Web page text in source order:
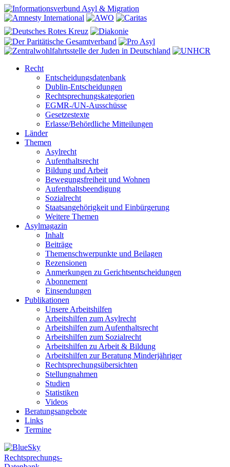
Recht
Entscheidungsdatenbank
Dublin-Entscheidungen
Rechtsprechungskategorien
EGMR-/UN-Ausschüsse
Gesetzestexte
Erlasse/Behördliche Mitteilungen
Länder
Themen
Asylrecht
Aufenthaltsrecht
Bildung und Arbeit
Bewegungsfreiheit und Wohnen
Aufenthaltsbeendigung
Sozialrecht
Staatsangehörigkeit und Einbürgerung
Weitere Themen
Asylmagazin
Inhalt
Beiträge
Themenschwerpunkte und Beilagen
Rezensionen
Anmerkungen zu Gerichtsentscheidungen
Abonnement
Einsendungen
Publikationen
Unsere Arbeitshilfen
Arbeitshilfen zum Asylrecht
Arbeitshilfen zum Aufenthaltsrecht
Arbeitshilfen zum Sozialrecht
Arbeitshilfen zu Arbeit & Bildung
Arbeitshilfen zur Beratung Minderjähriger
Rechtsprechungsübersichten
Stellungnahmen
Studien
Statistiken
Videos
Beratungsangebote
Links
Termine
Rechtsprechungs-